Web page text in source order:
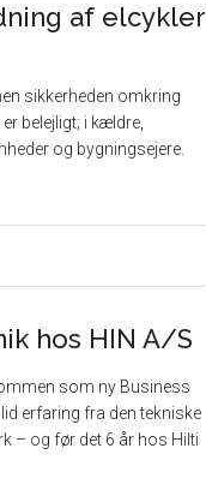
af elcykler
sikkerheden omkring
belejligt; i kældre,
og bygningsejere.
hos HIN A/S
som ny Business
erfaring fra den tekniske
– og før det 6 år hos Hilti